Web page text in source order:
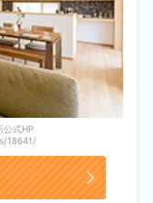
公式HP
18641/